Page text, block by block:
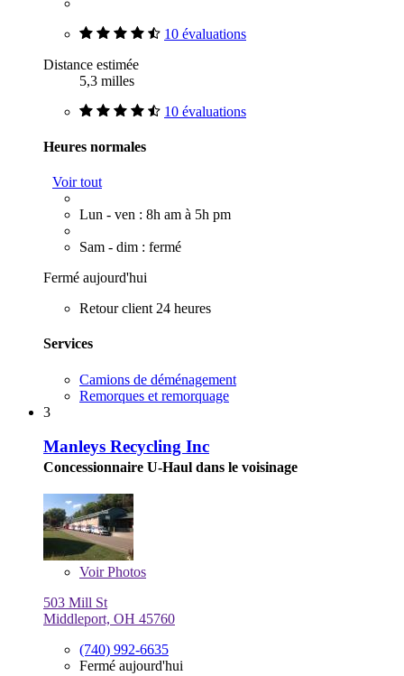
10 évaluations
Distance estimée
5,3 milles
10 évaluations
Heures normales
Voir tout
Lun - ven : 8h am à 5h pm
Sam - dim : fermé
Fermé aujourd'hui
Retour client 24 heures
Services
Camions de déménagement
Remorques et remorquage
3
Manleys Recycling Inc
Concessionnaire U-Haul dans le voisinage
VoirPhotos
503 Mill St
Middleport, OH 45760
(740) 992-6635
Fermé aujourd'hui